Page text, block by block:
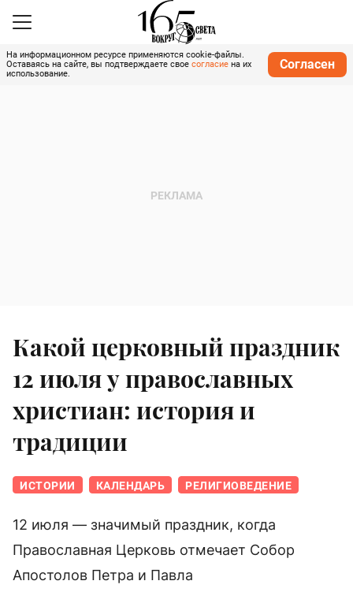
На информационном ресурсе применяются cookie-файлы.
Оставаясь на сайте, вы подтверждаете свое согласие на их
использование.
Согласен
Какой церковный праздник
12 июля у православных
христиан: история и
традиции
ИСТОРИИ КАЛЕНДАРЬ РЕЛИГИОВЕДЕНИЕ
12 июля — значимый праздник, когда
Православная Церковь отмечает Собор
Апостолов Петра и Павла